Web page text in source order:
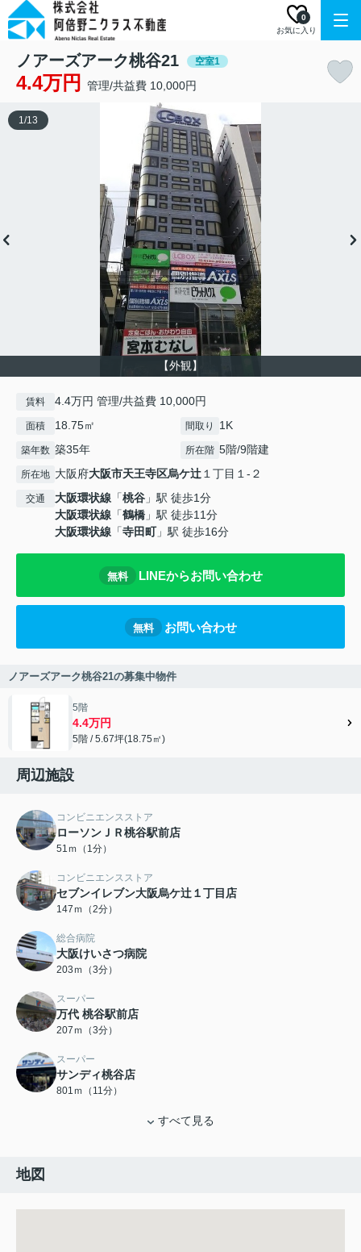
お気に入り
0
ノアーズアーク桃谷21 空室1
4.4万円 管理/共益費 10,000円
【外観】
1/13
賃料 4.4万円 管理/共益費 10,000円
面積 18.75㎡ 間取り 1K
築年数 築35年 所在階 5階/9階建
所在地 大阪府大阪市天王寺区烏ケ辻１丁目１-２
交通 大阪環状線 「桃谷 」駅 徒歩1分
大阪環状線 「鶴橋 」駅 徒歩11分
大阪環状線 「寺田町」駅 徒歩16分
無料 LINEからお問い合わせ
無料 お問い合わせ
ノアーズアーク桃谷21の募集中物件
5階
4.4万円
5階 / 5.67坪(18.75㎡)
周辺施設
コンビニエンスストア
ローソンＪＲ桃谷駅前店
51ｍ（1分）
コンビニエンスストア
セブンイレブン大阪烏ケ辻１丁目店
147ｍ（2分）
総合病院
大阪けいさつ病院
203ｍ（3分）
スーパー
万代 桃谷駅前店
207ｍ（3分）
スーパー
サンディ桃谷店
801ｍ（11分）
すべて見る
地図